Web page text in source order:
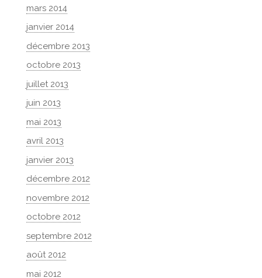
mars 2014
janvier 2014
décembre 2013
octobre 2013
juillet 2013
juin 2013
mai 2013
avril 2013
janvier 2013
décembre 2012
novembre 2012
octobre 2012
septembre 2012
août 2012
mai 2012